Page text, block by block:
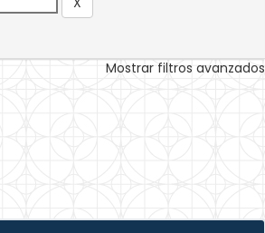
Mostrar filtros avanzados